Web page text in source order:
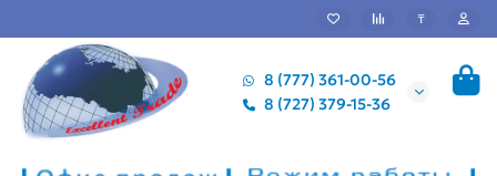
₸
8 (777) 361-00-56
8 (727) 379-15-36